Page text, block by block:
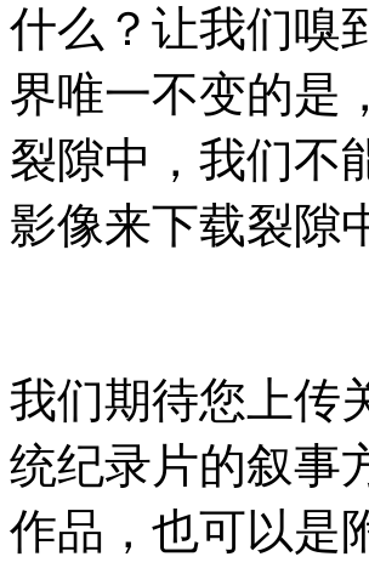
什么？让我们嗅
界唯一不变的是
裂隙中，我们不
影像来下载裂隙
我们期待您上传
统纪录片的叙事
作品，也可以是